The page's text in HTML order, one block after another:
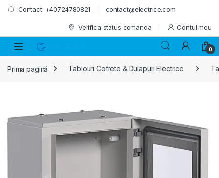
Skip to navigation
Skip to content
Contact: +40724780821 contact@electrice.com
Verifica status comanda Contul meu
0
Prima pagină Tablouri Cofrete & Dulapuri Electrice